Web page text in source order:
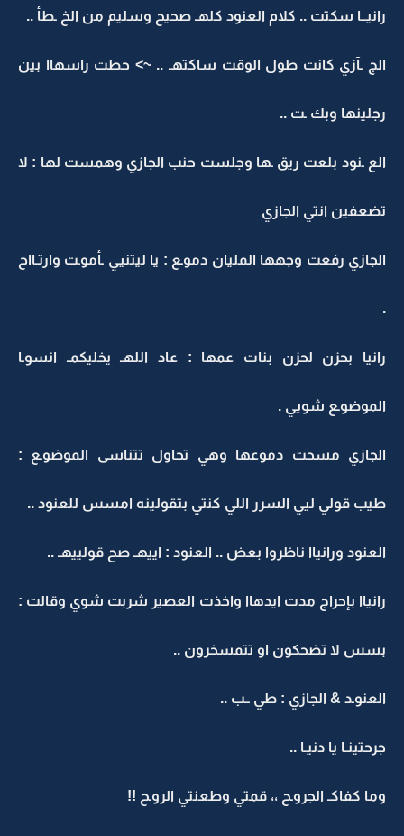
رانيــا سكتت .. كلام العنود كلهـ صحيح وسليم من الخ ـطأ ..
الج ـآزي كانت طول الوقت ساكتهـ .. ~> حطت راسهاا بين
رجلينها وبك ـت ..
الع ـنود بلعت ريق ـها وجلست حنب الجازي وهمست لها : لا
تضعفين انتي الجازي
الجازي رفعت وجهها المليان دموـع : يا ليتنيي ـأموـت وارتـااح
.
رانيا بحزن لحزن بنات عمها : عاد اللهـ يخليكمـ انسوـا
الموضوـع شويي .
الجازي مسحت دموعها وهي تحاول تتناسى الموضوـع :
طيب قولي ليي السرر اللي كنتي بتقولينه امسس للعنود ..
العنود ورانياا ناظروا بعض .. العنود : اييهـ صح قولييهـ ..
رانياا بإحراج مدت ايدهاا واخذت العصير شربت شوي وقالت :
بسس لا تضحكون او تتمسخرون ..
العنوـد & الجازي : طي ــب ..
جرحتينـا يا دنيـا ..
وما كفاكـ الجروـح ،، قمتي وطعنتي الروـح !!